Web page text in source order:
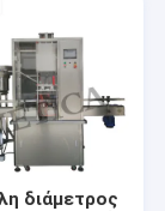
διάμετρος